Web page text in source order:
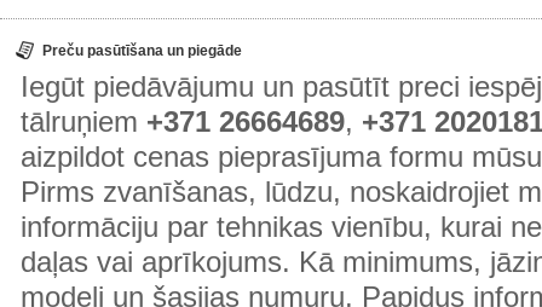
Preču pasūtīšana un piegāde
Iegūt piedāvājumu un pasūtīt preci
tālruņiem +371 26664689, +371
aizpildot cenas pieprasījuma formu
Pirms zvanīšanas, lūdzu, noskaidrojiet
informāciju par tehnikas vienību, kurai
daļas vai aprīkojums. Kā minimums,
modeli un šasijas numuru. Papidus